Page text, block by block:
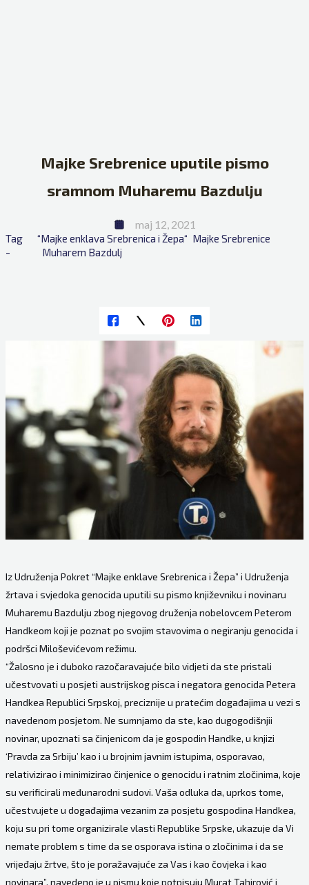
Majke Srebrenice uputile pismo
sramnom Muharemu Bazdulju
maj 12, 2021
Tag
-
“Majke enklava Srebrenica i Žepa“ Majke Srebrenice
Muharem Bazdulj
Iz Udruženja Pokret “Majke enklave Srebrenica i Žepa” i Udruženja
žrtava i svjedoka genocida uputili su pismo književniku i novinaru
Muharemu Bazdulju zbog njegovog druženja nobelovcem Peterom
Handkeom koji je poznat po svojim stavovima o negiranju genocida i
podršci Miloševićevom režimu.
“Žalosno je i duboko razočaravajuće bilo vidjeti da ste pristali
učestvovati u posjeti austrijskog pisca i negatora genocida Petera
Handkea Republici Srpskoj, preciznije u pratećim događajima u vezi s
navedenom posjetom. Ne sumnjamo da ste, kao dugogodišnjii
novinar, upoznati sa činjenicom da je gospodin Handke, u knjizi
‘Pravda za Srbiju’ kao i u brojnim javnim istupima, osporavao,
relativizirao i minimizirao činjenice o genocidu i ratnim zločinima, koje
su verificirali međunarodni sudovi. Vaša odluka da, uprkos tome,
učestvujete u događajima vezanim za posjetu gospodina Handkea,
koju su pri tome organizirale vlasti Republike Srpske, ukazuje da Vi
nemate problem s time da se osporava istina o zločinima i da se
vrijeđaju žrtve, što je poražavajuće za Vas i kao čovjeka i kao
novinara”, navedeno je u pismu koje potpisuju Murat Tahirović i